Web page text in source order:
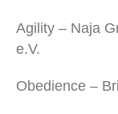
Agility – Naja
e.V.
Obedience –